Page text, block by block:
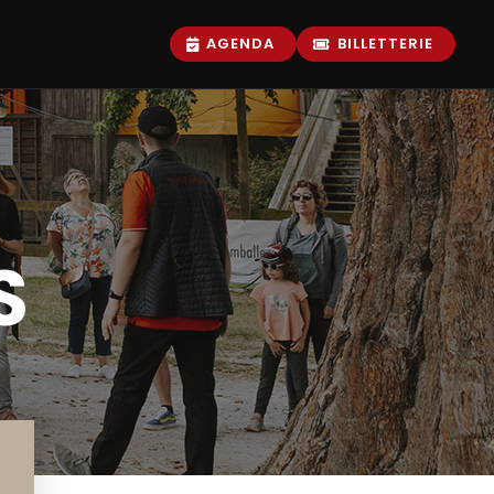
AGENDA BILLETTERIE
adultes
loisirs